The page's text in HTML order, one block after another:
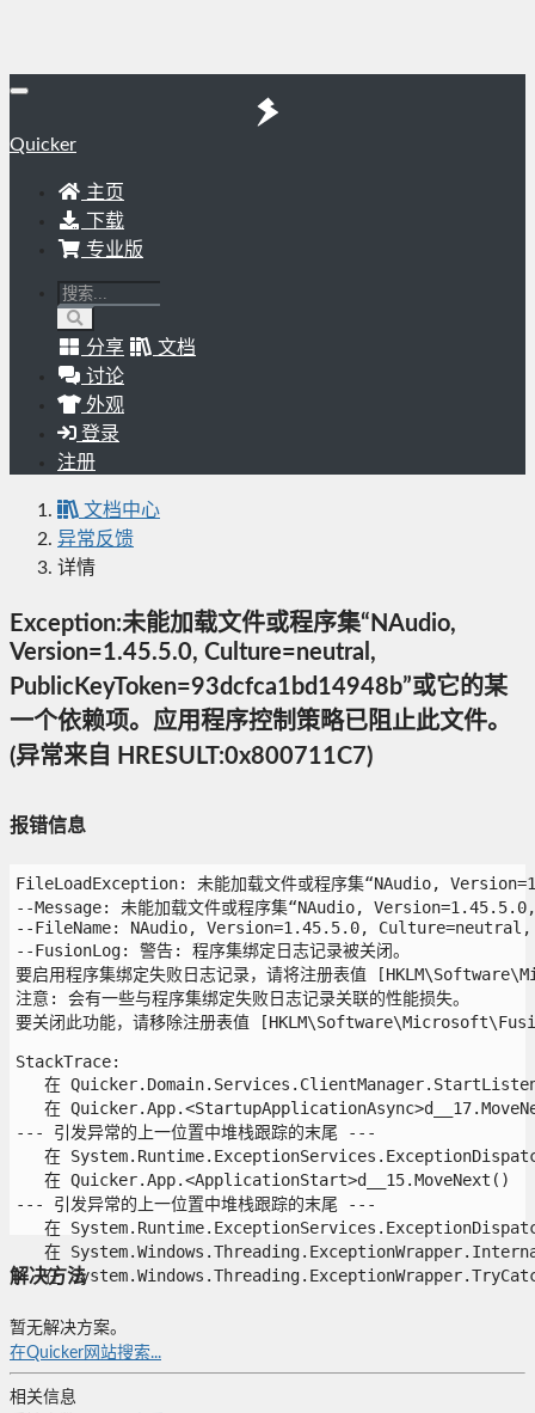
Quicker
主页
下载
专业版
分享
文档
讨论
外观
登录
注册
文档中心
异常反馈
详情
Exception:未能加载文件或程序集“NAudio,
Version=1.45.5.0, Culture=neutral,
PublicKeyToken=93dcfca1bd14948b”或它的某
一个依赖项。应用程序控制策略已阻止此文件。
(异常来自 HRESULT:0x800711C7)
报错信息
FileLoadException: 未能加载文件或程序集“NAudio,
--Message: 未能加载文件或程序集“NAudio, Version=1.45.5.0,
--FileName: NAudio, Version=1.45.5.0, Culture=neutral,
--FusionLog: 警告: 程序集绑定日志记录被关闭。
要启用程序集绑定失败日志记录，请将注册表值
注意: 会有一些与程序集绑定失败日志记录关联的性能损失。
要关闭此功能，请移除注册表值
StackTrace:
在
在
--- 引发异常的上一位置中堆栈跟踪的末尾 ---
在
   在 Quicker.App.<ApplicationStart>d__15.MoveNext()
--- 引发异常的上一位置中堆栈跟踪的末尾 ---
在
在
在
解决方法
暂无解决方案。
在Quicker网站搜索...
相关信息